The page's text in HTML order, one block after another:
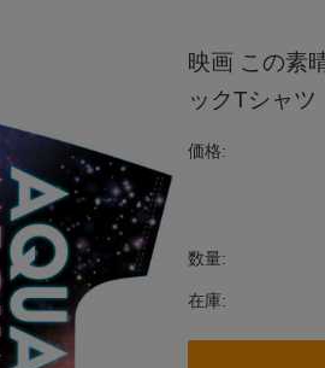
映画 この素
ックTシャツ
価格:
数量:
在庫: